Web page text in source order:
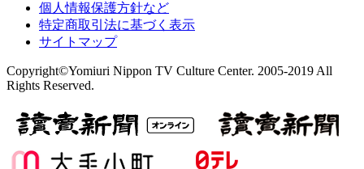
個人情報保護方針など
特定商取引法に基づく表示
サイトマップ
Copyright©Yomiuri Nippon TV Culture Center. 2005-2019 All
Rights Reserved.